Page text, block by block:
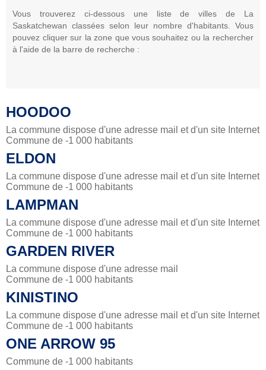
Vous trouverez ci-dessous une liste de villes de La
Saskatchewan classées selon leur nombre d'habitants. Vous
pouvez cliquer sur la zone que vous souhaitez ou la rechercher
à l'aide de la barre de recherche :
HOODOO
La commune dispose d'une adresse mail et d'un site Internet
Commune de -1 000 habitants
ELDON
La commune dispose d'une adresse mail et d'un site Internet
Commune de -1 000 habitants
LAMPMAN
La commune dispose d'une adresse mail et d'un site Internet
Commune de -1 000 habitants
GARDEN RIVER
La commune dispose d'une adresse mail
Commune de -1 000 habitants
KINISTINO
La commune dispose d'une adresse mail et d'un site Internet
Commune de -1 000 habitants
ONE ARROW 95
Commune de -1 000 habitants